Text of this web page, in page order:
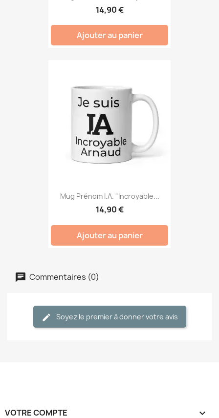
14,90 €
Ajouter au panier
Mug Prénom I.A. "Incroyable...
14,90 €
Ajouter au panier
Commentaires (0)
Soyez le premier à donner votre avis
VOTRE COMPTE 